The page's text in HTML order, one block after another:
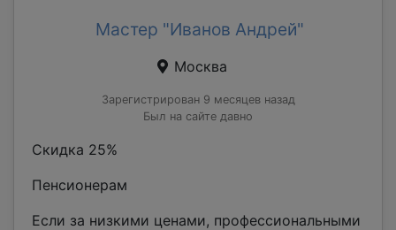
Мастер "Иванов Андрей"
Москва
Зарегистрирован 9 месяцев назад
Был на сайте давно
Скидка 25%
Пенсионерам
Если за низкими ценами, профессиональными